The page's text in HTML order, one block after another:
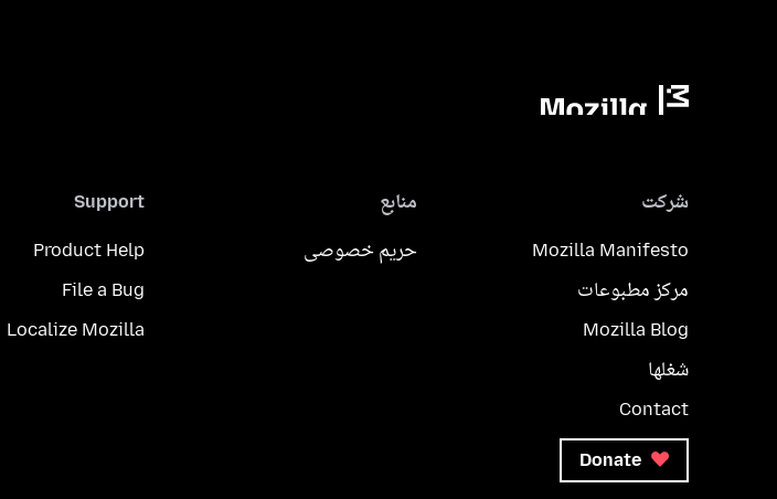
شرکت
Mozilla Manifesto
مرکز مطبوعات
Mozilla Blog
شغلها
Contact
Donate
منابع
حریم خصوصی
Support
Product Help
File a Bug
Localize Mozilla